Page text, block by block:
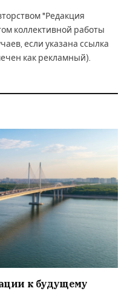
"Редакция
коллективной работы
если указана ссылка
как рекламный).
к будущему